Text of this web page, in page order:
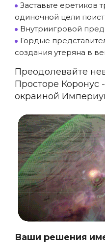
Заставьте еретиков
одиночной цели
Внутриигровой
Гордые
создания утеряна в
Преодолевайте
Просторе Коронус
окраиной
Ваши решения